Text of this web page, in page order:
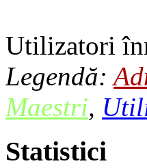
Utilizatori
Legendă:
Maestri,
Statistici